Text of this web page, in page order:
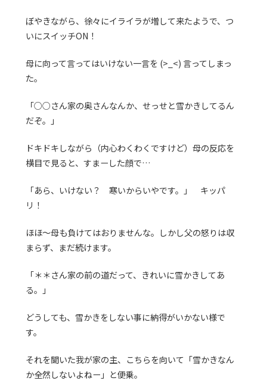
ぼやきながら、徐々にイライラが増して来たようで、つ
いにスイッチON！
母に向って言ってはいけない一言を (>_<) 言ってしまっ
た。
「○○さん家の奥さんなんか、せっせと雪かきしてるん
だぞ。」
ドキドキしながら（内心わくわくですけど）母の反応を
横目で見ると、すまーした顔で…
「あら、いけない？ 寒いからいやです。」 キッパ
リ！
ほほ～母も負けてはおりませんな。しかし父の怒りは収
まらず、まだ続けます。
「＊＊さん家の前の道だって、きれいに雪かきしてあ
る。」
どうしても、雪かきをしない事に納得がいかない様で
す。
それを聞いた我が家の主、こちらを向いて「雪かきなん
か全然しないよねー」と便乗。